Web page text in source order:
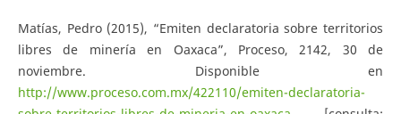
Matías, Pedro (2015), “Emiten declaratoria sobre territorios
libres de minería en Oaxaca”, Proceso, 2142, 30 de
noviembre. Disponible en
http://www.proceso.com.mx/422110/emiten-declaratoria-